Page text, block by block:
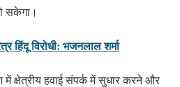
सकेगा।
हिंदू विरोधी: भजनलाल शर्मा
में क्षेत्रीय हवाई संपर्क में सुधार करने और